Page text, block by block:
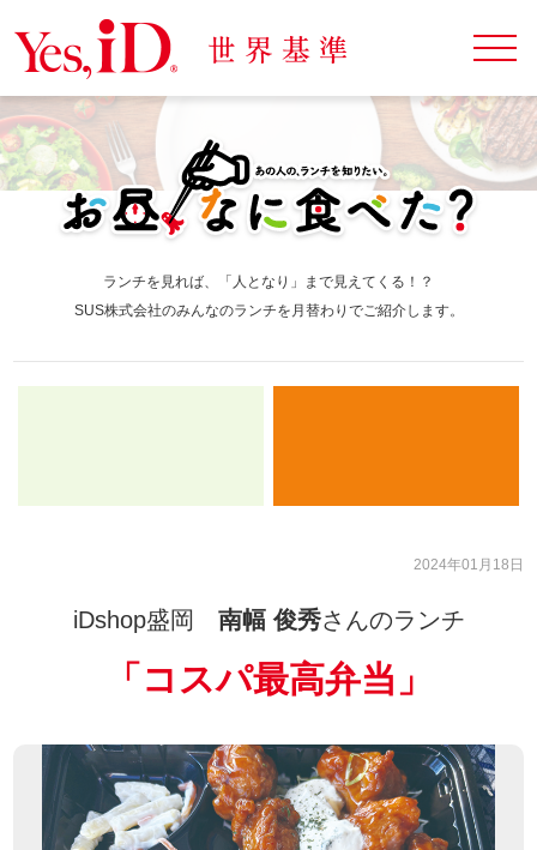
ランチを見れば、「人となり」まで見えてくる！？
SUS株式会社のみんなのランチを月替わりでご紹介します。
2024年01月18日
iDshop盛岡 南幅 俊秀さんのランチ
「 コスパ最高弁当 」